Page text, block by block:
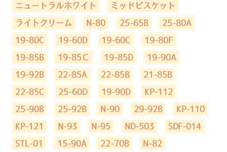
ニュートラルホワイト ミッドビスケット
ライトクリーム N-80 25-65B 25-80A
19-80C 19-60D 19-60C 19-80F
19-85B 19-85Ｃ 19-85D 19-90A
19-92B 22-85A 22-85B 21-85B
22-85C 25-60D 19-90D KP-112
25-90B 25-92B N-90 29-92B KP-110
KP-121 N-93 N-95 ND-503 SDF-014
STL-01 15-90A 22-70B N-82